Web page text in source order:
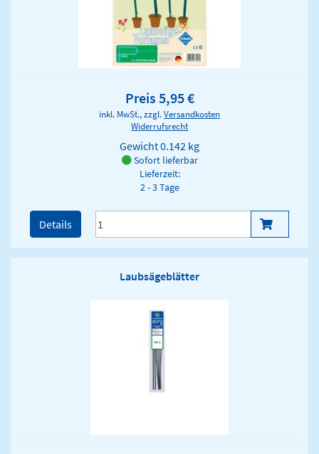
Preis 5,95 €
inkl. MwSt., zzgl.Versandkosten
Widerrufsrecht
Gewicht0.142 kg
Sofort lieferbar
Lieferzeit:
2 - 3 Tage
Details
Laubsägeblätter